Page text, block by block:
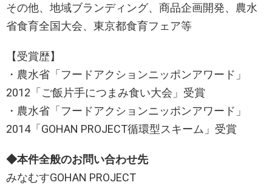
その他、地域ブランディング、商品企画開発、農水
省食育全国大会、東京都食育フェア等
【受賞歴】
・農水省「フードアクションニッポンアワード」
2012「ご飯片手につまみ食い大会」受賞
・農水省「フードアクションニッポンアワード」
2014「GOHAN PROJECT循環型スキーム」受賞
◆本件全般のお問い合わせ先
みなむすGOHAN PROJECT